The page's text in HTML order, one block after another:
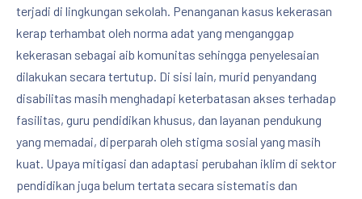
terjadi di lingkungan sekolah. Penanganan kasus kekerasan
kerap terhambat oleh norma adat yang menganggap
kekerasan sebagai aib komunitas sehingga penyelesaian
dilakukan secara tertutup. Di sisi lain, murid penyandang
disabilitas masih menghadapi keterbatasan akses terhadap
fasilitas, guru pendidikan khusus, dan layanan pendukung
yang memadai, diperparah oleh stigma sosial yang masih
kuat. Upaya mitigasi dan adaptasi perubahan iklim di sektor
pendidikan juga belum tertata secara sistematis dan